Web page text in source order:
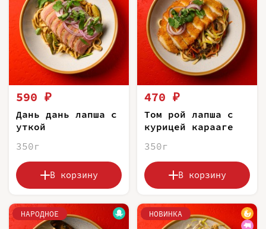
590 ₽
Дань дань лапша с
уткой
350г
В корзину
470 ₽
Том рой лапша с
курицей карааге
350г
В корзину
НАРОДНОЕ НОВИНКА